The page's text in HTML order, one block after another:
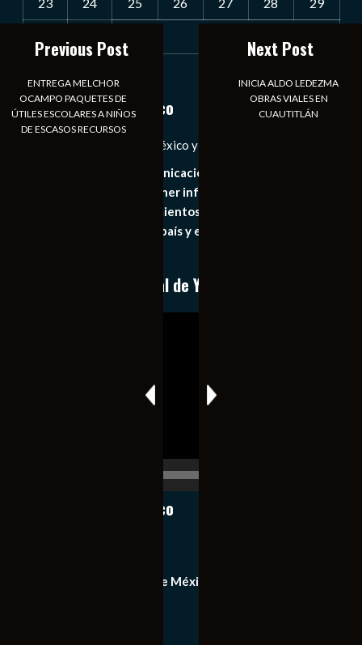
23 24 25 26 27 28 29
Notiexpress de México
Las Noticias Diarias de México y el Mundo a Tu Alcance
Somos un medio de comunicación digital que tiene como
principal objetivo mantener informado al publico en
general de los acontecimientos mas recientes e
importantes de nuestro país y el mundo de forma eficaz,
Conoce nuestro canal de YouTube
Notiexpress de México
Equipo de Notiexpress de México
Previous Post
ENTREGA MELCHOR
OCAMPO PAQUETES DE
ÚTILES ESCOLARES A NIÑOS
DE ESCASOS RECURSOS
Next Post
INICIA ALDO LEDEZMA
OBRAS VIALES EN
CUAUTITLÁN